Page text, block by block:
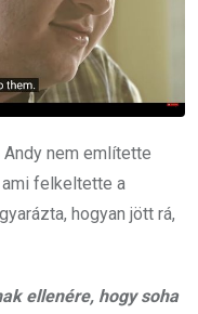
nem említette
felkeltette a
hogyan jött rá,
ellenére, hogy soha